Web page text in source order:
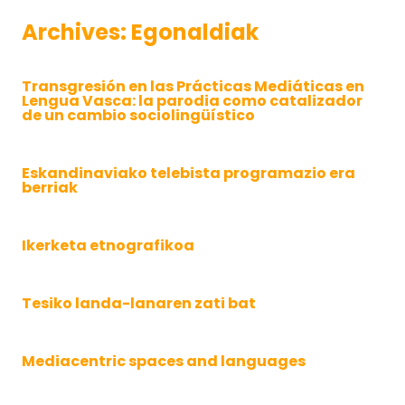
Archives: Egonaldiak
Transgresión en las Prácticas Mediáticas en
Lengua Vasca: la parodia como catalizador
de un cambio sociolingüístico
Eskandinaviako telebista programazio era
berriak
Ikerketa etnografikoa
Tesiko landa-lanaren zati bat
Mediacentric spaces and languages